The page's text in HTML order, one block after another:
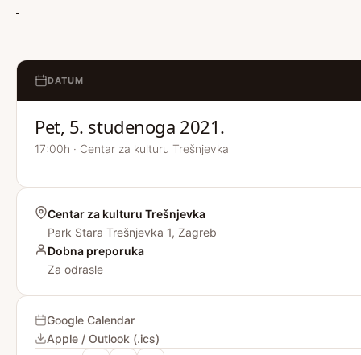
DATUM
Pet, 5. studenoga 2021.
17:00h · Centar za kulturu Trešnjevka
Centar za kulturu Trešnjevka
Park Stara Trešnjevka 1, Zagreb
Dobna preporuka
Za odrasle
Google Calendar
Apple / Outlook (.ics)